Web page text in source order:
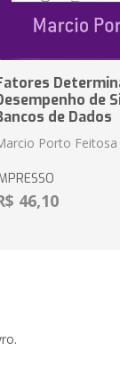
de
de Dados
Porto Feitosa
46,10